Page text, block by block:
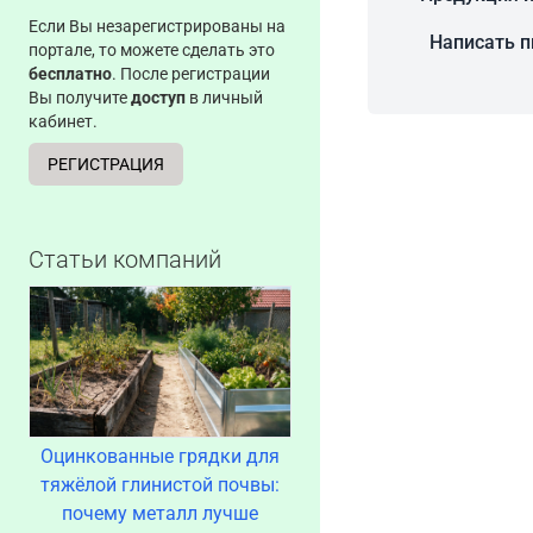
Если Вы незарегистрированы на
портале, то можете сделать это
бесплатно. После регистрации
Вы получитедоступ в личный
кабинет.
РЕГИСТРАЦИЯ
Статьи компаний
Оцинкованные грядки для
тяжёлой глинистой почвы:
почему металл лучше
Написать